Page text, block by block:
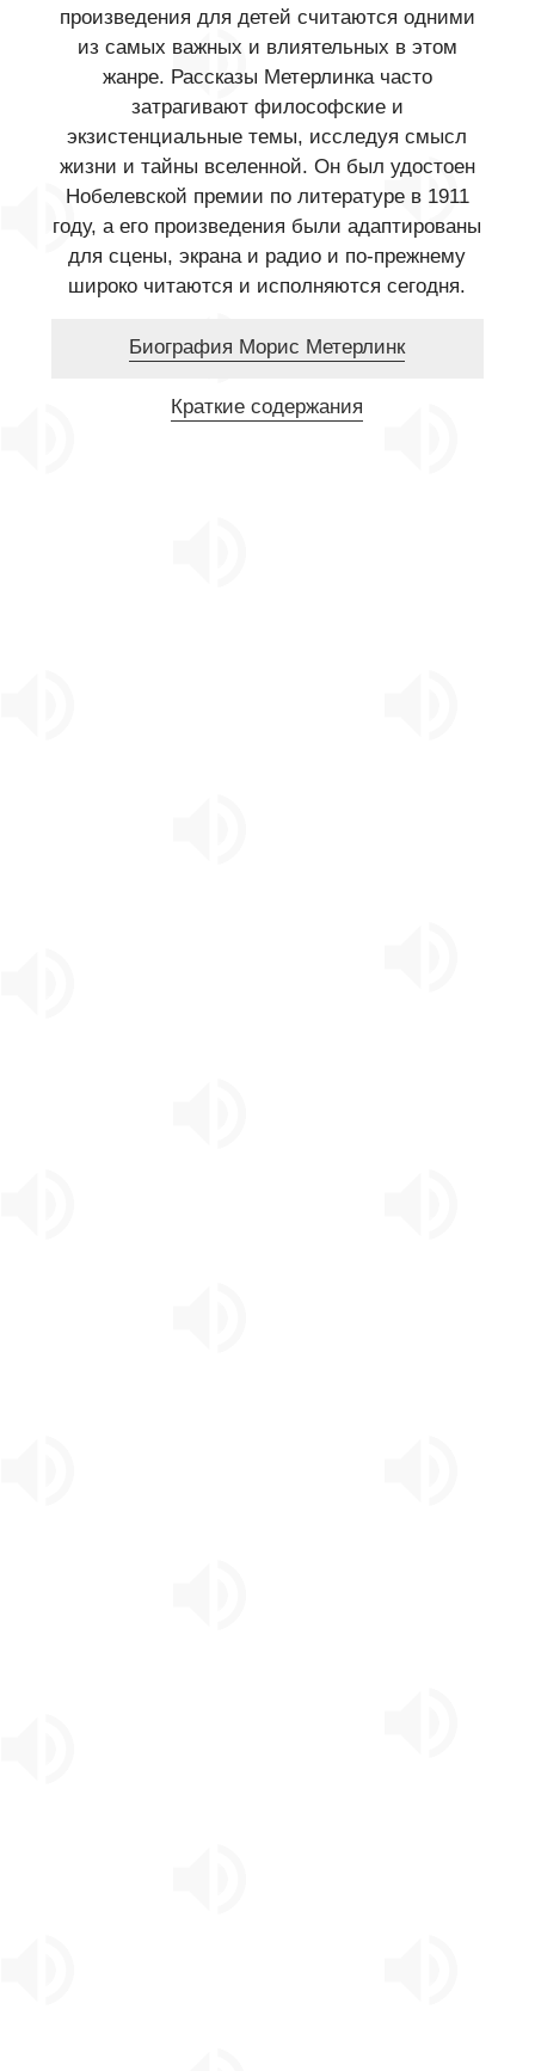
произведения для детей считаются одними
из самых важных и влиятельных в этом
жанре. Рассказы Метерлинка часто
затрагивают философские и
экзистенциальные темы, исследуя смысл
жизни и тайны вселенной. Он был удостоен
Нобелевской премии по литературе в 1911
году, а его произведения были адаптированы
для сцены, экрана и радио и по-прежнему
широко читаются и исполняются сегодня.
Биография Морис Метерлинк
Краткие содержания